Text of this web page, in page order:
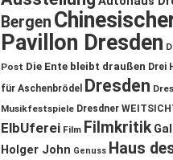
Bergen
Pavillon Dresden
Post Die Ente bleibt draußen Drei
für Aschenbrödel
Dresden
Musikfestspiele Dresdner
ElbUferei Film Filmkritik
Holger John Genuss Haus